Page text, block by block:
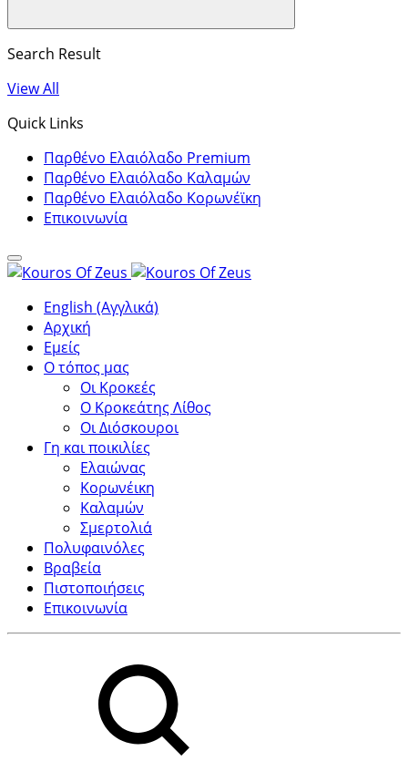
Search Result
View All
Quick Links
Παρθένο Ελαιόλαδο Premium
Παρθένο Ελαιόλαδο Καλαμών
Παρθένο Ελαιόλαδο Κορωνέϊκη
Επικοινωνία
English (Αγγλικά)
Αρχική
Εμείς
Ο τόπος μας
Οι Κροκεές
Ο Κροκεάτης Λίθος
Οι Διόσκουροι
Γη και ποικιλίες
Ελαιώνας
Κορωνέικη
Καλαμών
Σμερτολιά
Πολυφαινόλες
Βραβεία
Πιστοποιήσεις
Επικοινωνία